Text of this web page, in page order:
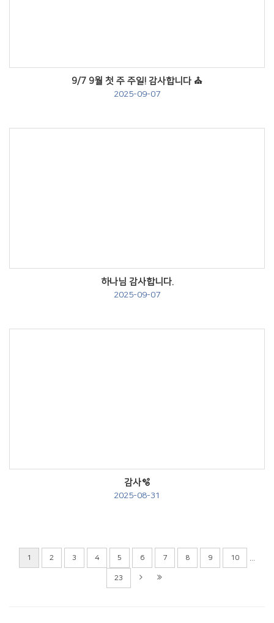
9/7 9월 첫 주 주일! 감사합니다 ⛪️
2025-09-07
하나님 감사합니다.
2025-09-07
감사🫧
2025-08-31
1 2 3 4 5 6 7 8 9 10 ...
23